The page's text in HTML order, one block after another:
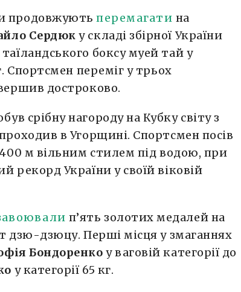
продовжуютьперемагати на
Сердюк у складі збірної України
боксу муей тай у
Спортсмен переміг у трьох
достроково.
срібну нагороду на Кубку світу з
в Угорщині. Спортсмен посів
400 м вільним стилем під водою, при
рекорд України у своїй віковій
п’ять золотих медалей на
дзю-дзюцу. Перші місця у змаганнях
Бондоренко у ваговій категорії до
у категорії 65 кг.